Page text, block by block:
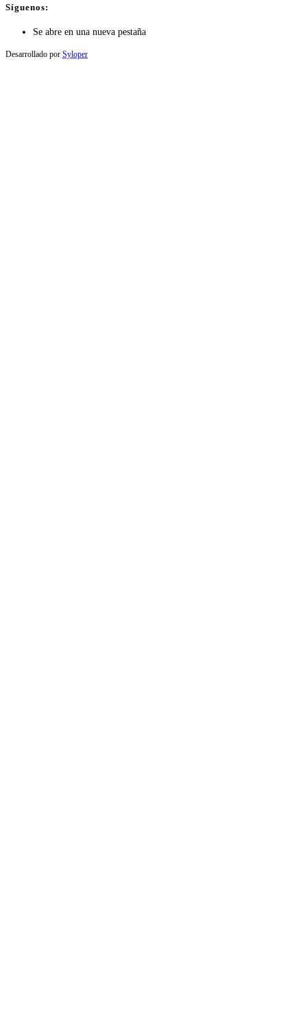
Síguenos:
Se abre en una nueva pestaña
Desarrollado por Syloper